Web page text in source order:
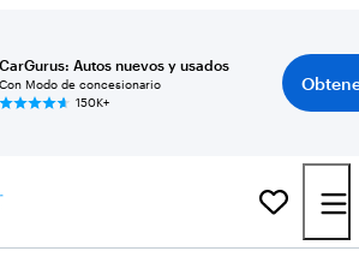
CarGurus: Autos nuevos y usados
Con Modo de concesionario
150K+